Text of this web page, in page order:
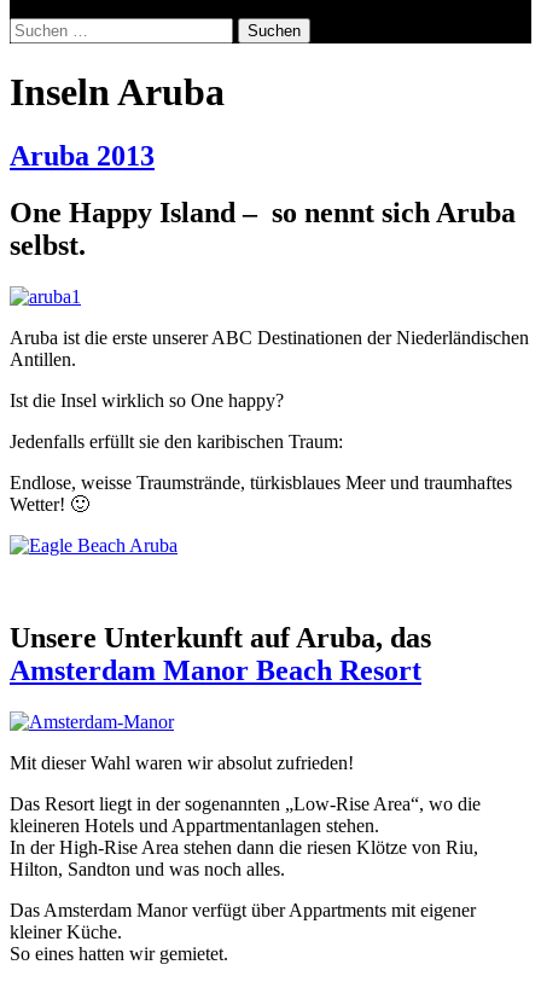
Suchen
nach:
Inseln Aruba
Aruba 2013
One Happy Island – so nennt sich Aruba
selbst.
Aruba ist die erste unserer ABC Destinationen der Niederländischen
Antillen.
Ist die Insel wirklich so One happy?
Jedenfalls erfüllt sie den karibischen Traum:
Endlose, weisse Traumstrände, türkisblaues Meer und traumhaftes
Wetter! 🙂
Unsere Unterkunft auf Aruba, das
Amsterdam Manor Beach Resort
Mit dieser Wahl waren wir absolut zufrieden!
Das Resort liegt in der sogenannten „Low-Rise Area“, wo die
kleineren Hotels und Appartmentanlagen stehen.
In der High-Rise Area stehen dann die riesen Klötze von Riu,
Hilton, Sandton und was noch alles.
Das Amsterdam Manor verfügt über Appartments mit eigener
kleiner Küche.
So eines hatten wir gemietet.